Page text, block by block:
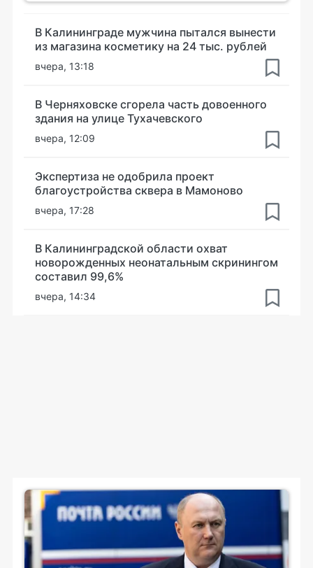
В Калининграде мужчина пытался вынести
из магазина косметику на 24 тыс. рублей
вчера, 13:18
В Черняховске сгорела часть довоенного
здания на улице Тухачевского
вчера, 12:09
Экспертиза не одобрила проект
благоустройства сквера в Мамоново
вчера, 17:28
В Калининградской области охват
новорожденных неонатальным скринингом
составил 99,6%
вчера, 14:34